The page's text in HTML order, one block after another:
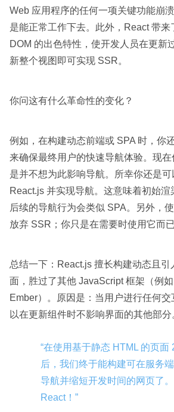
Web 应用程序的任何一项关键功能崩
是能正常工作下去。此外，React 带来
DOM 的出色特性，使开发人员在更新
新整个视图即可实现 SSR。
你问这有什么革命性的变化？
例如，在构建动态前端或 SPA 时，你
来确保最终用户的快速导航体验。现
是并不想为此影响导航。所幸你还是可
React.js 并实现导航。这意味着初始
后续的导航行为会类似 SPA。另外，
放弃 SSR；你只是在需要时使用它而已
总结一下：React.js 擅长构建动态且引
面，胜过了其他 JavaScript 框架（例
Ember）。原因是：当用户进行任何
以在更新组件时不影响界面的其他部分
“在使用基于静态 HTML 的页面
后，我们终于能构建可在服务
导航并缩短开发时间的网页了
React！”